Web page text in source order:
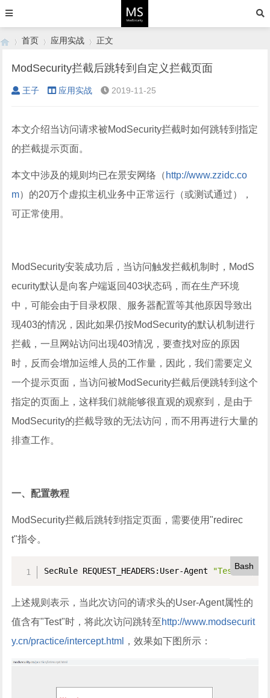
›
首页
›
应用实战
›
正文
ModSecurity拦截后跳转到自定义拦截页面
王子 应用实战 2019-11-25
本文介绍当访问请求被ModSecurity拦截时如何跳转到指定
的拦截提示页面。
本文中涉及的规则均已在景安网络（ http://www.zzidc.co
m）的20万个虚拟主机业务中正常运行（或测试通过），
可正常使用。
ModSecurity安装成功后，当访问触发拦截机制时，ModS
ecurity默认是向客户端返回403状态码，而在生产环境
中，可能会由于目录权限、服务器配置等其他原因导致出
现403的情况，因此如果仍按ModSecurity的默认机制进行
拦截，一旦网站访问出现403情况，要查找对应的原因
时，反而会增加运维人员的工作量，因此，我们需要定义
一个提示页面，当访问被ModSecurity拦截后便跳转到这个
指定的页面上，这样我们就能够很直观的观察到，是由于
ModSecurity的拦截导致的无法访问，而不用再进行大量的
排查工作。
一、配置教程
ModSecurity拦截后跳转到指定页面，需要使用"redirec
t"指令。
Bash
SecRule REQUEST_HEADERS:User-Agent "Test"
上述规则表示，当此次访问的请求头的User-Agent属性的
值含有"Test"时，将此次访问跳转至http://www.modsecurit
y.cn/practice/intercept.html
，效果如下图所示：